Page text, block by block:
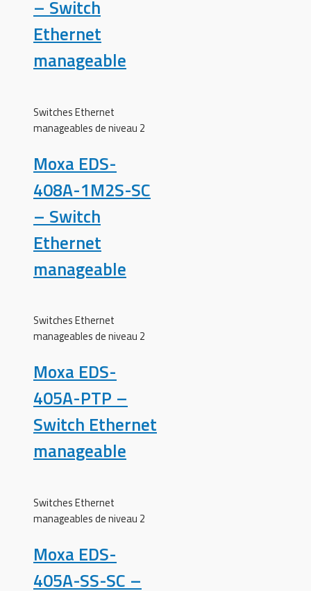
– Switch
Ethernet
manageable
Switches Ethernet
manageables de niveau 2
Moxa EDS-
408A-1M2S-SC
– Switch
Ethernet
manageable
Switches Ethernet
manageables de niveau 2
Moxa EDS-
405A-PTP –
Switch Ethernet
manageable
Switches Ethernet
manageables de niveau 2
Moxa EDS-
405A-SS-SC –